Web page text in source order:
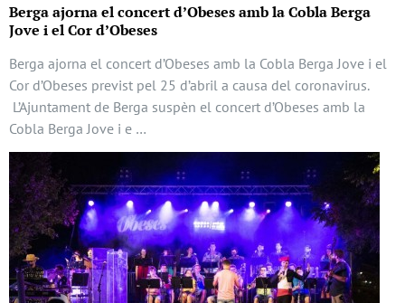
Berga ajorna el concert d’Obeses amb la Cobla Berga
Jove i el Cor d’Obeses
Berga ajorna el concert d’Obeses amb la Cobla Berga Jove i el
Cor d’Obeses previst pel 25 d’abril a causa del coronavirus.
L’Ajuntament de Berga suspèn el concert d’Obeses amb la
Cobla Berga Jove i e …